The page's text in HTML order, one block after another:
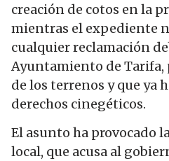
creación de cotos en la
mientras el expediente
cualquier reclamación
Ayuntamiento de
de los terrenos y que ya
derechos cinegéticos.
El asunto ha provocado
local, que acusa al